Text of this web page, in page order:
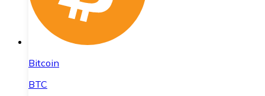
Bitcoin
BTC